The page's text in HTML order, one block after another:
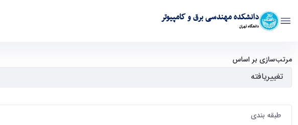
دانشکده مهندسی برق و کامپیوتر
دانشگاه تهران
آرشیو اطلاعیه ها - ece- دانشکده مهندسی برق و کامپیوتر
مرتب‌سازی بر اساس
طبقه بندی